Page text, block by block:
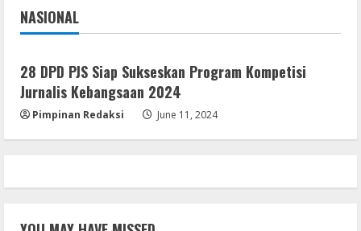
5
[Final] (x64) Final FileCR
August 9, 2026
NASIONAL
Jakarta
28 DPD PJS Siap Sukseskan Program Kompetisi
Jurnalis Kebangsaan 2024
Pimpinan Redaksi June 11, 2024